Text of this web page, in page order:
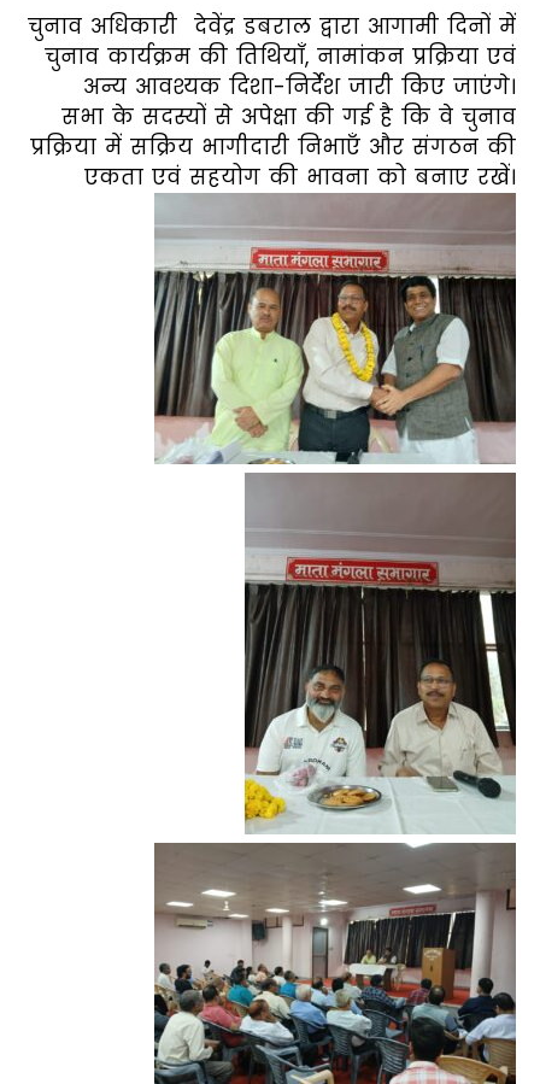
चुनाव अधिकारी देवेंद्र डबराल द्वारा आगामी दिनों में
चुनाव कार्यक्रम की तिथियाँ, नामांकन प्रक्रिया एवं
अन्य आवश्यक दिशा-निर्देश जारी किए जाएंगे।
सभा के सदस्यों से अपेक्षा की गई है कि वे चुनाव
प्रक्रिया में सक्रिय भागीदारी निभाएँ और संगठन की
एकता एवं सहयोग की भावना को बनाए रखें।